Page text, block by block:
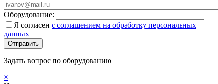
Оборудование:
Я согласен с соглашением на обработку персональных
данных
Задать вопрос по оборудованию
×